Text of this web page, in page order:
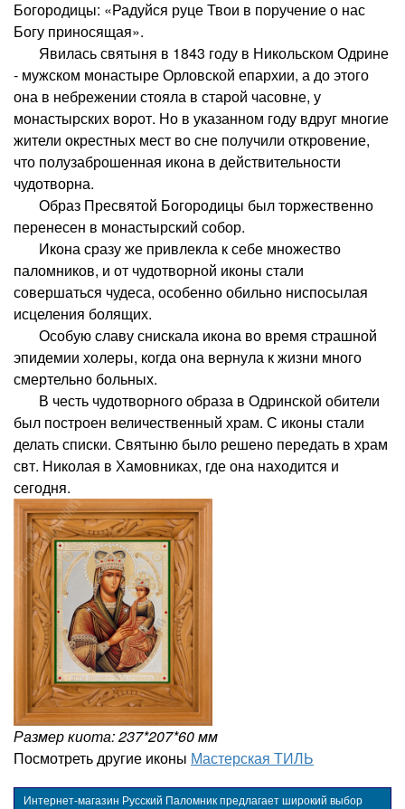
Богородицы: «Радуйся руце Твои в поручение о нас
Богу приносящая».
Явилась святыня в 1843 году в Никольском Одрине
- мужском монастыре Орловской епархии, а до этого
она в небрежении стояла в старой часовне, у
монастырских ворот. Но в указанном году вдруг многие
жители окрестных мест во сне получили откровение,
что полузаброшенная икона в действительности
чудотворна.
Образ Пресвятой Богородицы был торжественно
перенесен в монастырский собор.
Икона сразу же привлекла к себе множество
паломников, и от чудотворной иконы стали
совершаться чудеса, особенно обильно ниспосылая
исцеления болящих.
Особую славу снискала икона во время страшной
эпидемии холеры, когда она вернула к жизни много
смертельно больных.
В честь чудотворного образа в Одринской обители
был построен величественный храм. С иконы стали
делать списки. Святыню было решено передать в храм
свт. Николая в Хамовниках, где она находится и
сегодня.
Размер киота: 237*207*60 мм
Посмотреть другие иконы Мастерская ТИЛЬ
Интернет-магазин Русский Паломник предлагает широкий выбор